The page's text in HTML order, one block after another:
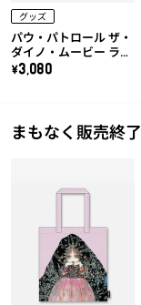
グッズ
パウ・パトロール ザ・
ダイノ・ムービー ラブ
ル ダイノドーザー(ヴ
\3,080
まもなく販売終了